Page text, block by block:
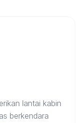
lantai kabin
berkendara